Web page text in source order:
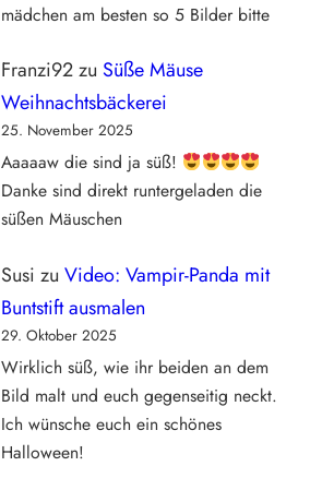
mädchen am besten so 5 Bilder bitte
Franzi92zu Süße Mäuse
Weihnachtsbäckerei
25. November 2025
Aaaaaw die sind ja süß!
Danke sind direkt runtergeladen die
süßen Mäuschen
Susi zu Video: Vampir-Panda mit
Buntstift ausmalen
29. Oktober 2025
Wirklich süß, wie ihr beiden an dem
Bild malt und euch gegenseitig neckt.
Ich wünsche euch ein schönes
Halloween!